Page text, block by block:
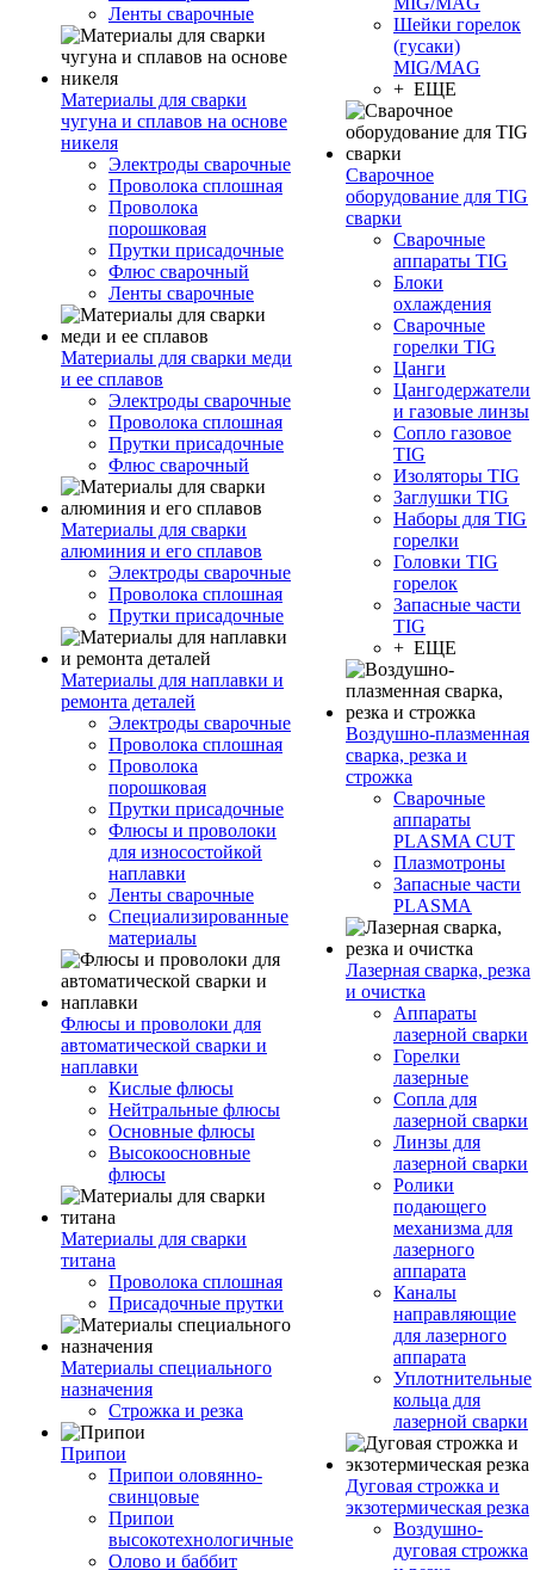
Ленты сварочные
Материалы для сварки
чугуна и сплавов на основе
никеля
Электроды сварочные
Проволока сплошная
Проволока
порошковая
Прутки присадочные
Флюс сварочный
Ленты сварочные
Материалы для сварки меди
и ее сплавов
Электроды сварочные
Проволока сплошная
Прутки присадочные
Флюс сварочный
Материалы для сварки
алюминия и его сплавов
Электроды сварочные
Проволока сплошная
Прутки присадочные
Материалы для наплавки и
ремонта деталей
Электроды сварочные
Проволока сплошная
Проволока
порошковая
Прутки присадочные
Флюсы и проволоки
для износостойкой
наплавки
Ленты сварочные
Специализированные
материалы
Флюсы и проволоки для
автоматической сварки и
наплавки
Кислые флюсы
Нейтральные флюсы
Основные флюсы
Высокоосновные
флюсы
Материалы для сварки
титана
Проволока сплошная
Присадочные прутки
Материалы специального
назначения
Строжка и резка
Припои
Припои оловянно-
свинцовые
Припои
высокотехнологичные
Олово и баббит
Шейки горелок
(гусаки)
MIG/MAG
+ ЕЩЕ
Сварочное
оборудование для TIG
сварки
Сварочные
аппараты TIG
Блоки
охлаждения
Сварочные
горелки TIG
Цанги
Цангодержатели
и газовые линзы
Сопло газовое
TIG
Изоляторы TIG
Заглушки TIG
Наборы для TIG
горелки
Головки TIG
горелок
Запасные части
TIG
+ ЕЩЕ
Воздушно-плазменная
сварка, резка и
строжка
Сварочные
аппараты
PLASMA CUT
Плазмотроны
Запасные части
PLASMA
Лазерная сварка, резка
и очистка
Аппараты
лазерной сварки
Горелки
лазерные
Сопла для
лазерной сварки
Линзы для
лазерной сварки
Ролики
подающего
механизма для
лазерного
аппарата
Каналы
направляющие
для лазерного
аппарата
Уплотнительные
кольца для
лазерной сварки
Дуговая строжка и
экзотермическая резка
Воздушно-
дуговая строжка